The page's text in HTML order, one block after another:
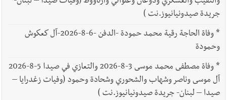
جريدة صيدونيانيوز.نت )
*
وفاة الحاجة رقية محمد حمودة -الدفن -6-8-2026-آل كعكوش
وحمودة
*
وفاة مصطفى محمد موسى 3-8-2026 والتعازي في صيدا 5-8-2026
آل موسى وناصر وشهاب والشحوري وشحادة وحمود (وفيات زغدرايا –
صيدا – لبنان- جريدة صيدونيانيوز.نت )